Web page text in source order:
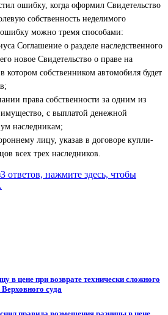
ошибку, когда оформил Свидетельство
собственность неделимого
можно тремя способами:
Соглашение о разделе наследственного
новое Свидетельство о праве на
котором собственником автомобиля будет
права собственности за одним из
с выплатой денежной
наследникам;
лицу, указав в договоре купли-
всех трех наследников.
ответов, нажмите здесь, чтобы
в цене при возврате технически сложного
суда